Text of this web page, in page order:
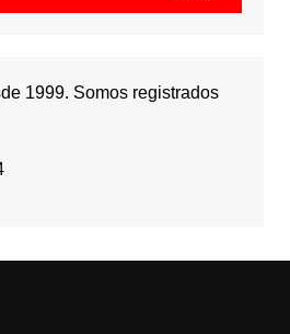
1999. Somos registrados